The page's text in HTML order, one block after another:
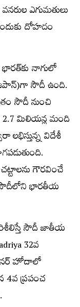
ఎగుమతులు
దోహదం
నాగులో
సౌదీ ఉంది.
సౌదీ నుంచి
2.7 మిలియన్ల మంది
విదేశీ
గౌరవించే
సౌదీలోని భారతీయ
సౌదీ జాతీయ
32వ
హోదాలో
4వ ప్రపంచ